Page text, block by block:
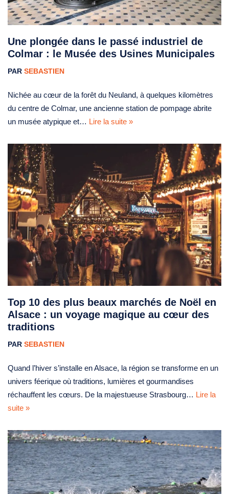
Une plongée dans le passé industriel de
Colmar : le Musée des Usines Municipales
PAR SEBASTIEN
Nichée au cœur de la forêt du Neuland, à quelques kilomètres
du centre de Colmar, une ancienne station de pompage abrite
un musée atypique et… Lire la suite »
Top 10 des plus beaux marchés de Noël en
Alsace : un voyage magique au cœur des
traditions
PAR SEBASTIEN
Quand l’hiver s’installe en Alsace, la région se transforme en un
univers féerique où traditions, lumières et gourmandises
réchauffent les cœurs. De la majestueuse Strasbourg… Lire la
suite »